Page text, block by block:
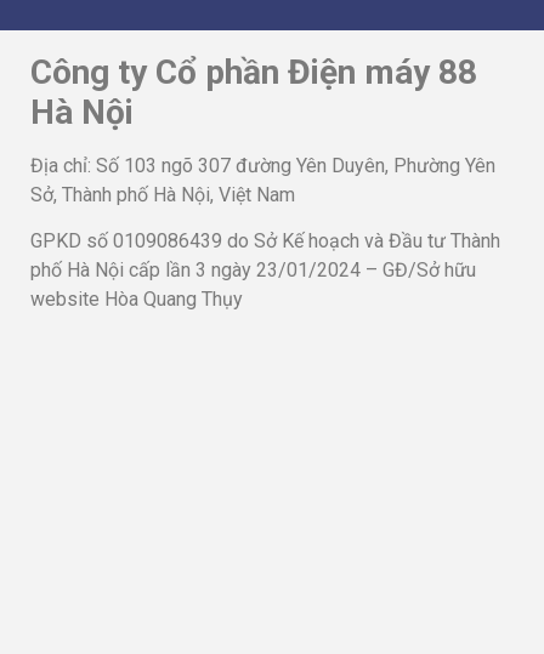
Công ty Cổ phần Điện máy 88
Hà Nội
Địa chỉ: Số 103 ngõ 307 đường Yên Duyên, Phường Yên
Sở, Thành phố Hà Nội, Việt Nam
GPKD số 0109086439 do Sở Kế hoạch và Đầu tư Thành
phố Hà Nội cấp lần 3 ngày 23/01/2024 – GĐ/Sở hữu
website Hòa Quang Thụy